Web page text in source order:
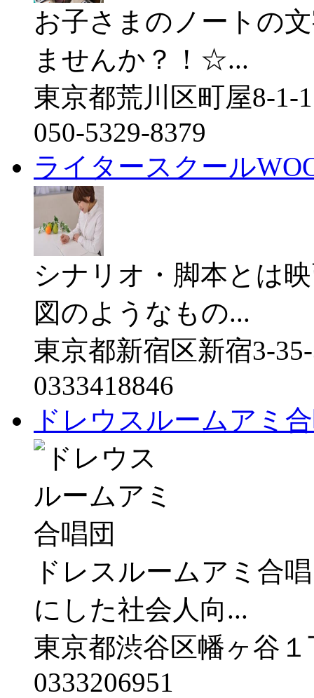
お子さまのノートの
ませんか？！☆...
東京都荒川区町屋8-1-
050-5329-8379
ライタースクール
シナリオ・脚本とは
図のようなもの...
東京都新宿区新宿3-
0333418846
ドレウスルームアミ
ドレスルームアミ合
にした社会人向...
東京都渋谷区幡ヶ谷
0333206951